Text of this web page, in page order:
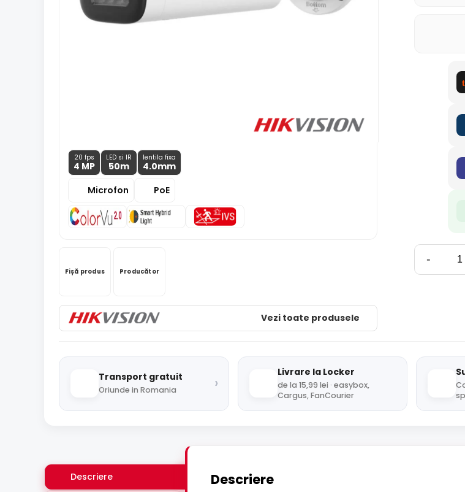
20 fps
4 MP
LED si IR
50m
lentila fixa
4.0mm
Microfon
PoE
Fișă produs Producător
Vezi toate produsele
-
Transport gratuit
Oriunde in Romania ›
Livrare la Locker
de la 15,99 lei · easybox,
Cargus, FanCourier
Descriere Descriere